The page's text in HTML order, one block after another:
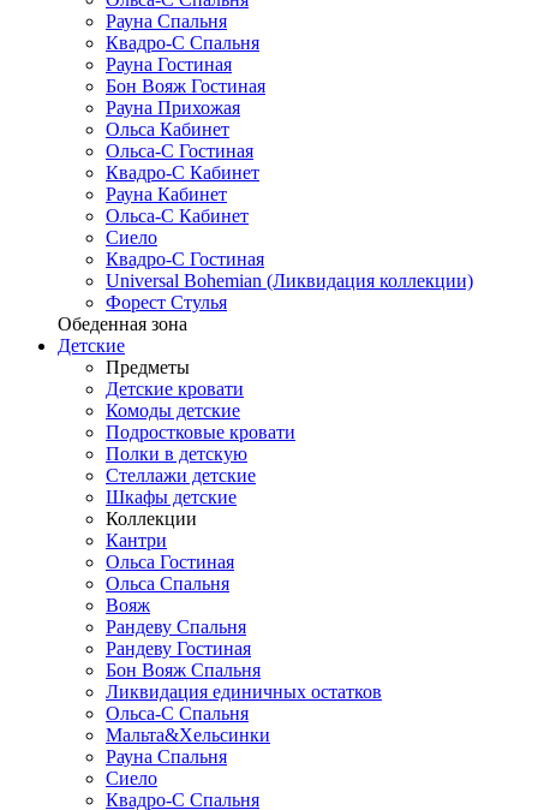
Рауна Спальня
Квадро-С Спальня
Рауна Гостиная
Бон Вояж Гостиная
Рауна Прихожая
Ольса Кабинет
Ольса-С Гостиная
Квадро-С Кабинет
Рауна Кабинет
Ольса-С Кабинет
Сиело
Квадро-С Гостиная
Universal Bohemian (Ликвидация коллекции)
Форест Стулья
Обеденная зона
Детские
Предметы
Детские кровати
Комоды детские
Подростковые кровати
Полки в детскую
Стеллажи детские
Шкафы детские
Коллекции
Кантри
Ольса Гостиная
Ольса Спальня
Вояж
Рандеву Спальня
Рандеву Гостиная
Бон Вояж Спальня
Ликвидация единичных остатков
Ольса-С Спальня
Мальта&Хельсинки
Рауна Спальня
Сиело
Квадро-С Спальня